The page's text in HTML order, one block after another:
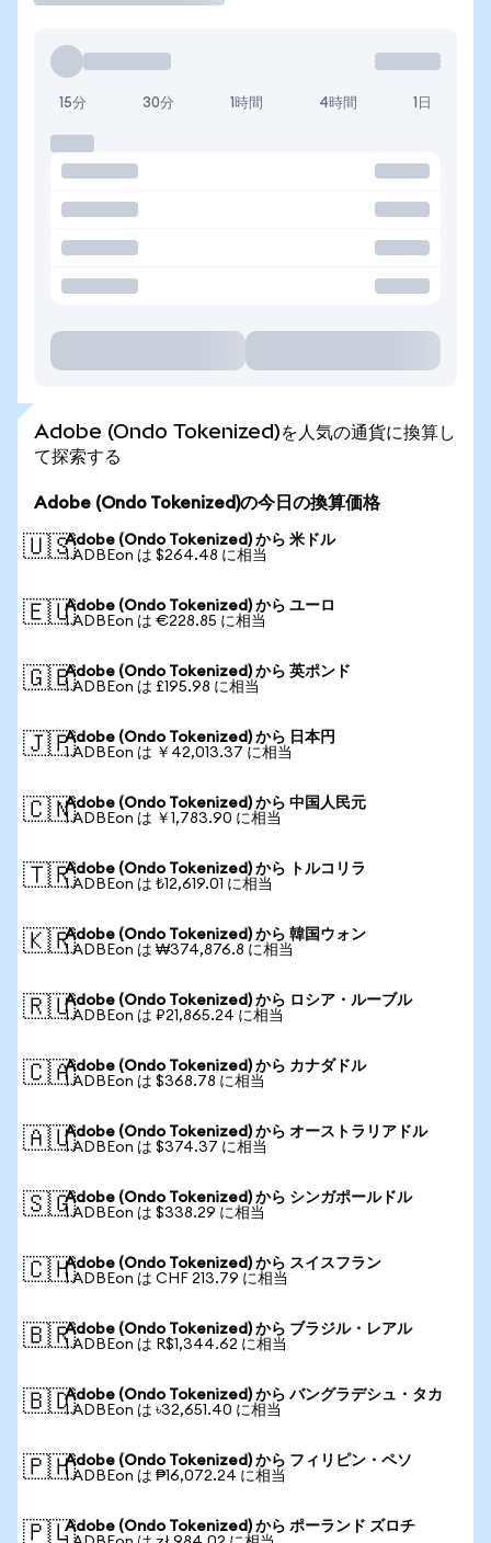
15分 30分 1時間 4時間 1日
Adobe (Ondo Tokenized)を人気の通貨に換算し
て探索する
Adobe (Ondo Tokenized)の今日の換算価格
🇺🇸Adobe (Ondo Tokenized) から 米ドル
1 ADBEon は $264.48 に相当
🇪🇺Adobe (Ondo Tokenized) から ユーロ
1 ADBEon は €228.85 に相当
🇬🇧Adobe (Ondo Tokenized) から 英ポンド
1 ADBEon は £195.98 に相当
🇯🇵Adobe (Ondo Tokenized) から 日本円
1 ADBEon は ￥42,013.37 に相当
🇨🇳Adobe (Ondo Tokenized) から 中国人民元
1 ADBEon は ￥1,783.90 に相当
🇹🇷Adobe (Ondo Tokenized) から トルコリラ
1 ADBEon は ₺12,619.01 に相当
🇰🇷Adobe (Ondo Tokenized) から 韓国ウォン
1 ADBEon は ₩374,876.8 に相当
🇷🇺Adobe (Ondo Tokenized) から ロシア・ルーブル
1 ADBEon は ₽21,865.24 に相当
🇨🇦Adobe (Ondo Tokenized) から カナダドル
1 ADBEon は $368.78 に相当
🇦🇺Adobe (Ondo Tokenized) から オーストラリアドル
1 ADBEon は $374.37 に相当
🇸🇬Adobe (Ondo Tokenized) から シンガポールドル
1 ADBEon は $338.29 に相当
🇨🇭Adobe (Ondo Tokenized) から スイスフラン
1 ADBEon は CHF 213.79 に相当
🇧🇷Adobe (Ondo Tokenized) から ブラジル・レアル
1 ADBEon は R$1,344.62 に相当
🇧🇩Adobe (Ondo Tokenized) から バングラデシュ・タカ
1 ADBEon は ৳32,651.40 に相当
🇵🇭Adobe (Ondo Tokenized) から フィリピン・ペソ
1 ADBEon は ₱16,072.24 に相当
🇵🇱Adobe (Ondo Tokenized) から ポーランド ズロチ